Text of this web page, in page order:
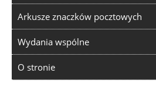
Arkusze znaczków pocztowych
Wydania wspólne
O stronie